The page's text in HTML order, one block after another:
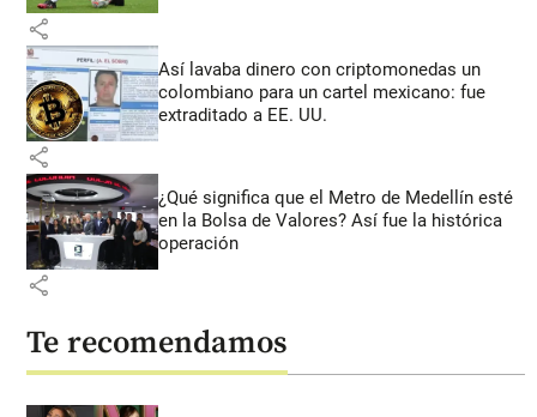
share
Así lavaba dinero con criptomonedas un
colombiano para un cartel mexicano: fue
extraditado a EE. UU.
share
¿Qué significa que el Metro de Medellín esté
en la Bolsa de Valores? Así fue la histórica
operación
share
Te recomendamos